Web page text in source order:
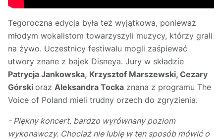
Tegoroczna edycja była też wyjątkowa, ponieważ
młodym wokalistom towarzyszyli muzycy, którzy grali
na żywo. Uczestnicy festiwalu mogli zaśpiewać
utwory znane z bajek Disneya. Jury w składzie
Patrycja Jankowska, Krzysztof Marszewski, Cezary
Górski oraz Aleksandra Tocka znana z programu The
Voice of Poland mieli trudny orzech do zgryzienia.
- Piękny koncert, bardzo wyrównany poziom
wykonawczy. Chociaż nie lubię w ten sposób mówić o